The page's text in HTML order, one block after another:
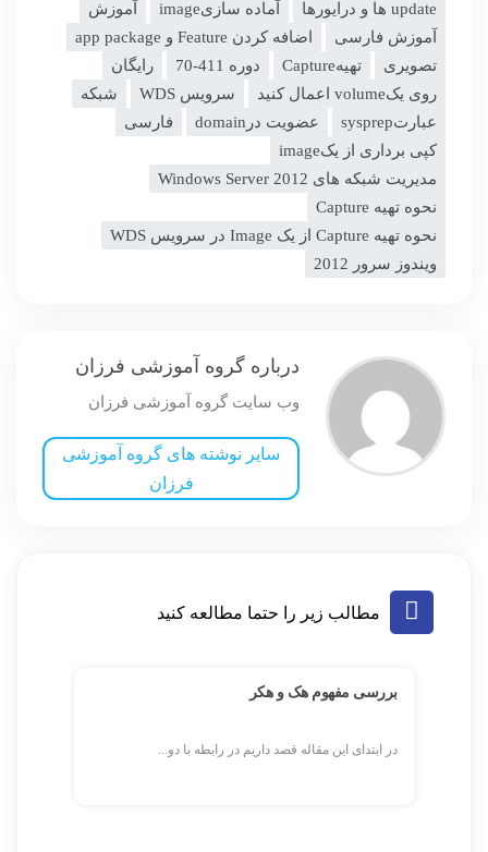
update ها و درایورها
آماده سازیimage
آموزش
آموزش فارسی
اضافه کردن Feature و app package
تصویری
تهیهCapture دوره 411-70
رایگان
روی یکvolume اعمال کنید
سرویس WDS
شبکه
عبارتsysprep
عضویت درdomain
فارسی
کپی برداری از یکimage
مدیریت شبکه های Windows Server 2012
نحوه تهیه Capture
نحوه تهیه Capture از یک Image در سرویس WDS
ویندوز سرور 2012
درباره گروه آموزشی فرزان
وب سایت گروه آموزشی فرزان
سایر نوشته های گروه آموزشی
فرزان
مطالب زیر را حتما مطالعه کنید
بررسی مفهوم هک و هکر
در ابتدای این مقاله قصد داریم در رابطه با دو...